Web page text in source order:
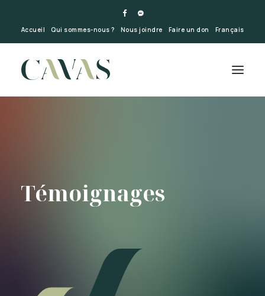
Accueil Qui sommes-nous ? Nous joindre Faire un don Français
Témoignages